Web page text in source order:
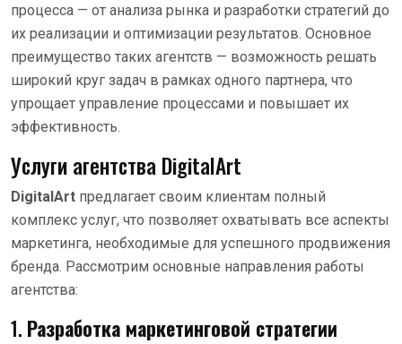
процесса — от анализа рынка и разработки стратегий до
их реализации и оптимизации результатов. Основное
преимущество таких агентств — возможность решать
широкий круг задач в рамках одного партнера, что
упрощает управление процессами и повышает их
эффективность.
Услуги агентства DigitalArt
DigitalArt предлагает своим клиентам полный
комплекс услуг, что позволяет охватывать все аспекты
маркетинга, необходимые для успешного продвижения
бренда. Рассмотрим основные направления работы
агентства:
1. Разработка маркетинговой стратегии